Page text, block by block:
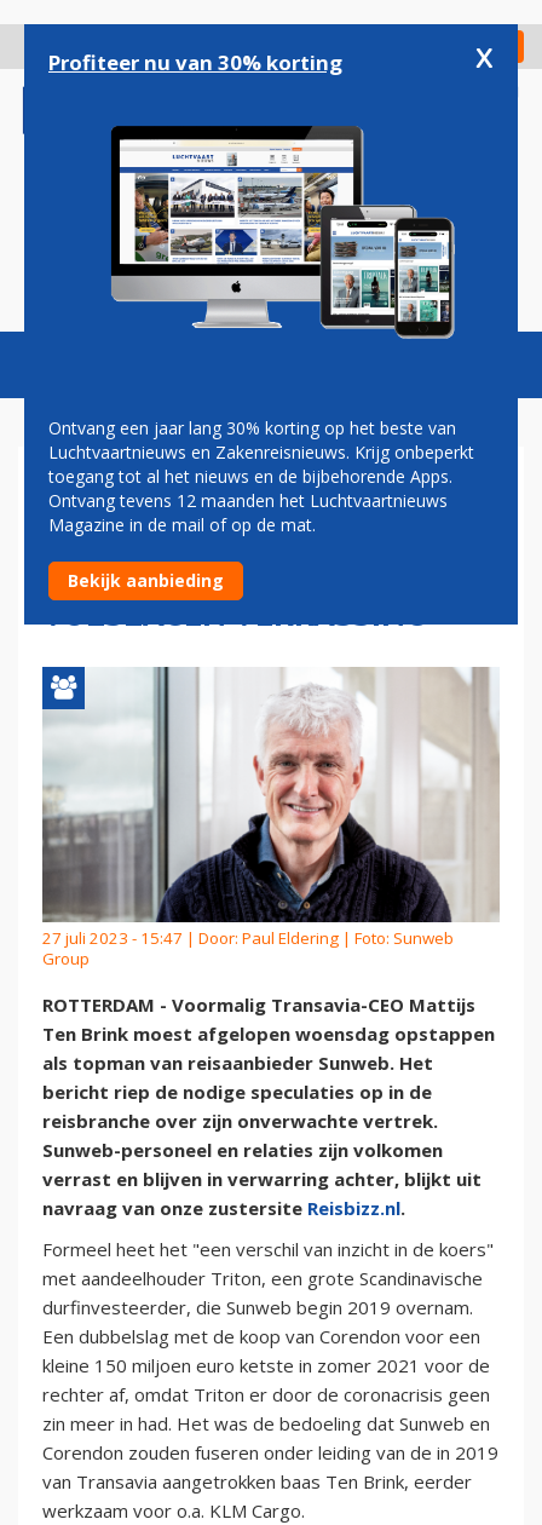
gaan
Check in
Magazine Podcasts Vacatures
VERTREK VOORMALIGE
TRANSAVIA-CEO TEN BRINK
BIJ SUNWEB KWAM ALS
VOLSLAGEN VERRASSING
27 juli 2023 - 15:47 | Door: Paul Eldering | Foto: Sunweb
Group
ROTTERDAM - Voormalig Transavia-CEO Mattijs
Ten Brink moest afgelopen woensdag opstappen
als topman van reisaanbieder Sunweb. Het
bericht riep de nodige speculaties op in de
reisbranche over zijn onverwachte vertrek.
Sunweb-personeel en relaties zijn volkomen
verrast en blijven in verwarring achter, blijkt uit
navraag van onze zustersite Reisbizz.nl.
Formeel heet het "een verschil van inzicht in de koers"
met aandeelhouder Triton, een grote Scandinavische
durfinvesteerder, die Sunweb begin 2019 overnam.
Een dubbelslag met de koop van Corendon voor een
kleine 150 miljoen euro ketste in zomer 2021 voor de
rechter af, omdat Triton er door de coronacrisis geen
zin meer in had. Het was de bedoeling dat Sunweb en
Corendon zouden fuseren onder leiding van de in 2019
van Transavia aangetrokken baas Ten Brink, eerder
werkzaam voor o.a. KLM Cargo.
Profiteer nu van 30% korting x
Ontvang een jaar lang 30% korting op het beste van
Luchtvaartnieuws en Zakenreisnieuws. Krijg onbeperkt
toegang tot al het nieuws en de bijbehorende Apps.
Ontvang tevens 12 maanden het Luchtvaartnieuws
Magazine in de mail of op de mat.
Bekijk aanbieding